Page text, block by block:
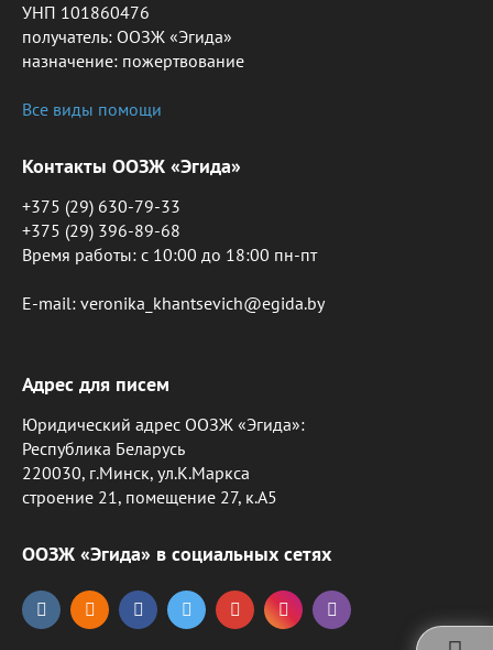
УНП 101860476
получатель: ООЗЖ «Эгида»
назначение: пожертвование
Все виды помощи
Контакты ООЗЖ «Эгида»
+375 (29) 630-79-33
+375 (29) 396-89-68
Время работы: c 10:00 до 18:00 пн-пт
E-mail: veronika_khantsevich@egida.by
Адрес для писем
Юридический адрес ООЗЖ «Эгида»:
Республика Беларусь
220030, г.Минск, ул.К.Маркса
строение 21, помещение 27, к.А5
ООЗЖ «Эгида» в социальных сетях